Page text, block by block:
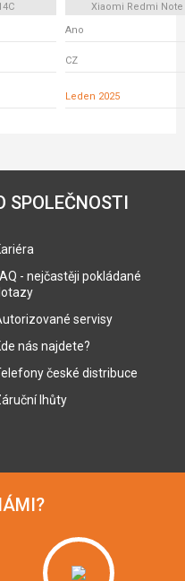
Xiaomi Redmi Note
Ano
CZ
Leden 2025
SPOLEČNOSTI
- nejčastěji pokládané
servisy
nás najdete?
české distribuce
lhůty